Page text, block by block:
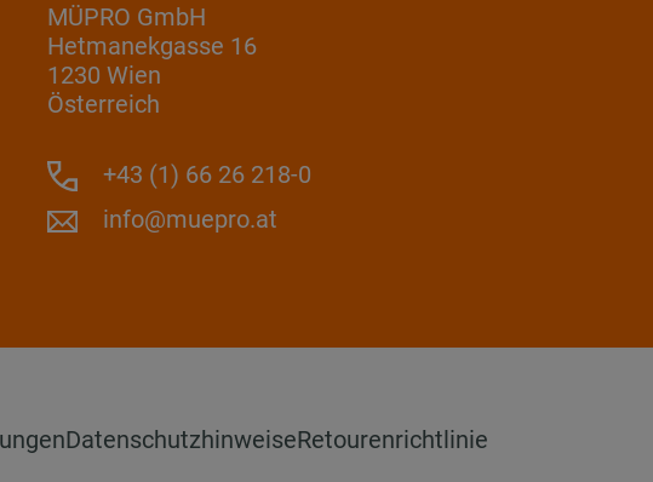
MÜPRO GmbH
Hetmanekgasse 16
1230 Wien
Österreich
+43 (1) 66 26 218-0
info@muepro.at
DatenschutzhinweiseRetourenrichtlinie